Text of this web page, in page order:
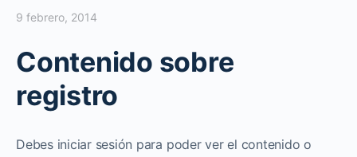
9 febrero, 2014
Contenido sobre
registro
Debes iniciar sesión para poder ver el contenido o